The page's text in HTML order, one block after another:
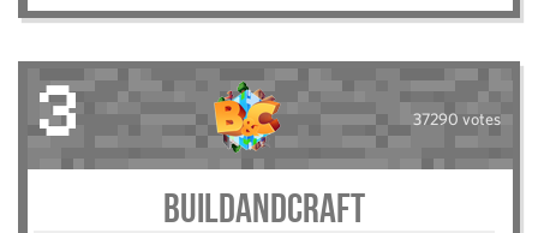
3 37290 votes
BuildAndCraft